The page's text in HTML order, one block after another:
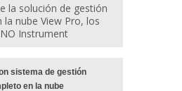
la solución de gestión
nube View Pro, los
Instrument
sistema de gestión
en la nube